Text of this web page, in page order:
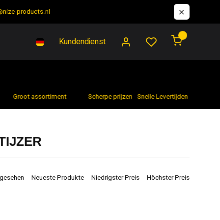
products.nl
Kundendienst
Groot assortiment Scherpe prijzen - Snelle Levertijden
Neueste Produkte Niedrigster Preis Höchster Preis